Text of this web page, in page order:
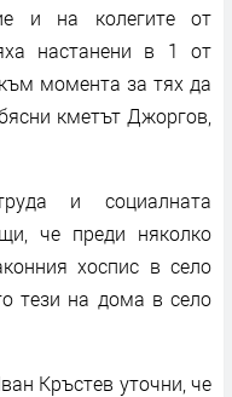
и на колегите от
настанени в 1 от
момента за тях да
кметът Джоргов,
и социалната
че преди няколко
хоспис в село
тези на дома в село
Кръстев уточни, че